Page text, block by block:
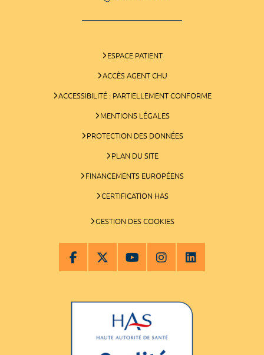
ESPACE PATIENT
ACCÈS AGENT CHU
ACCESSIBILITÉ : PARTIELLEMENT CONFORME
MENTIONS LÉGALES
PROTECTION DES DONNÉES
PLAN DU SITE
FINANCEMENTS EUROPÉENS
CERTIFICATION HAS
GESTION DES COOKIES